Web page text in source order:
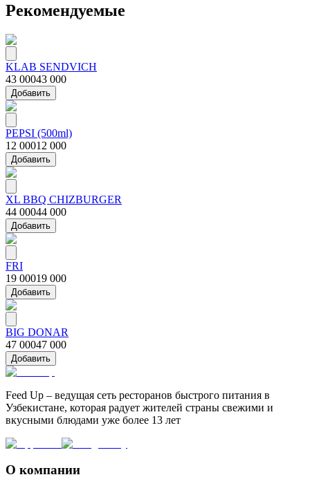
Рекомендуемые
KLAB SENDVICH
43 00043 000
Добавить
PEPSI (500ml)
12 00012 000
Добавить
XL BBQ CHIZBURGER
44 00044 000
Добавить
FRI
19 00019 000
Добавить
BIG DONAR
47 00047 000
Добавить
Feed Up – ведущая сеть ресторанов быстрого питания в
Узбекистане, которая радует жителей страны свежими и
вкусными блюдами уже более 13 лет
О компании